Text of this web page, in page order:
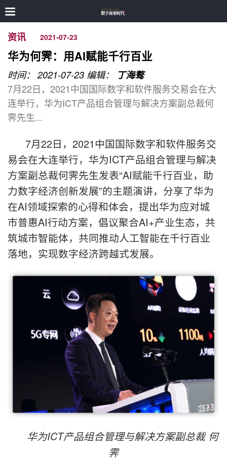
资讯 2021-07-23
华为何霁：用AI赋能千行百业
时间： 2021-07-23 编辑：
丁海骜
7月22日，2021中国国际数字和软件服务交易会在大
连举行，华为ICT产品组合管理与解决方案副总裁何
霁先生...
7月22日，2021中国国际数字和软件服务交
易会在大连举行，华为ICT产品组合管理与解决
方案副总裁何霁先生发表“AI赋能千行百业，助
力数字经济创新发展”的主题演讲，分享了华为
在AI领域探索的心得和体会，提出华为应对城
市普惠AI行动方案，倡议聚合AI+产业生态，共
筑城市智能体，共同推动人工智能在千行百业
落地，实现数字经济跨越式发展。
华为ICT产品组合管理与解决方案副总裁 何
霁